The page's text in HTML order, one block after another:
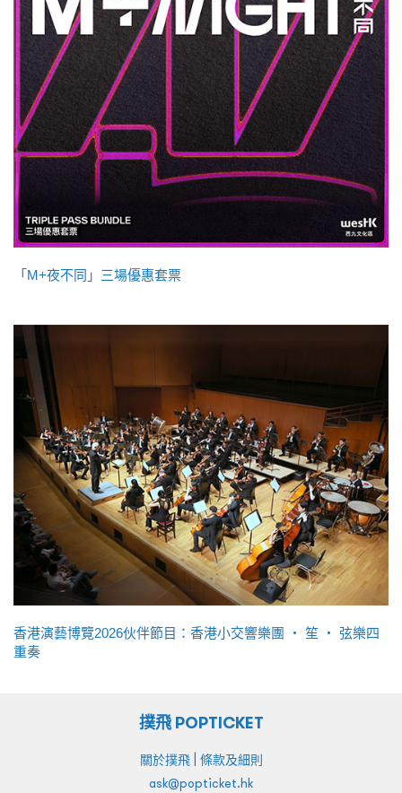
「M+夜不同」三場優惠套票
香港演藝博覽2026伙伴節目：香港小交響樂團 ‧ 笙 ‧ 弦樂四
重奏
撲飛 POPTICKET
關於撲飛| 條款及細則
ask@popticket.hk